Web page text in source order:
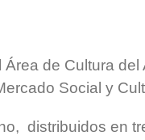
de Cultura
Social y
distribuidos en